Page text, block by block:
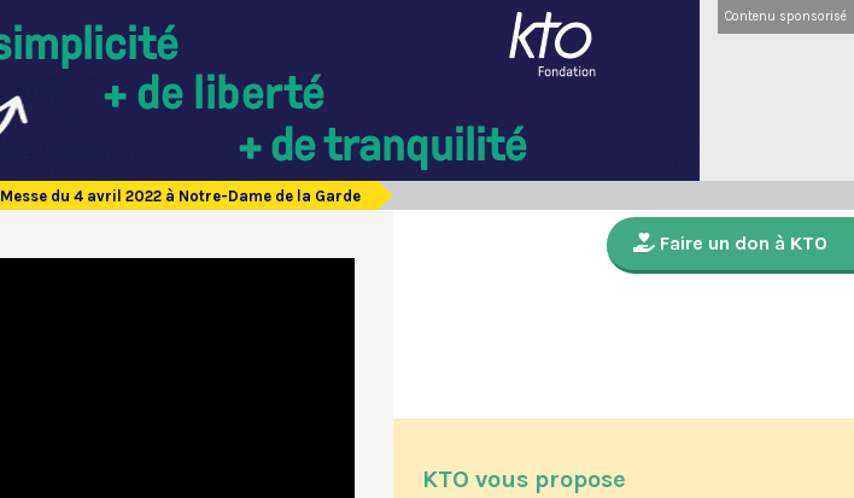
Contenu sponsorisé
Messe du 4 avril 2022 à Notre-Dame de la Garde
Faire un don à KTO
KTO vous propose